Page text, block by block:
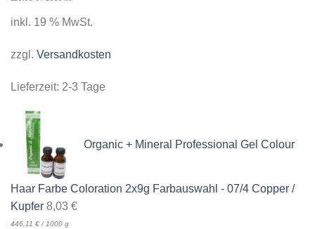
inkl. 19 % MwSt.
zzgl. Versandkosten
Lieferzeit: 2-3 Tage
Organic + Mineral Professional Gel Colour
Haar Farbe Coloration 2x9g Farbauswahl - 07/4 Copper /
Kupfer 8,03 €
446,11 €/1000 g